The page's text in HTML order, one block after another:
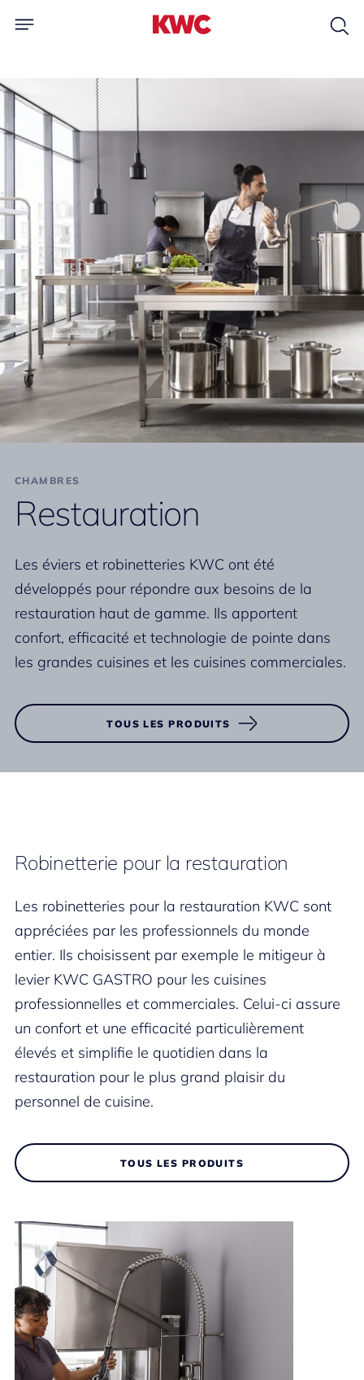
CHAMBRES
Restauration
Les éviers et robinetteries KWC ont été
développés pour répondre aux besoins de la
restauration haut de gamme. Ils apportent
confort, efficacité et technologie de pointe dans
les grandes cuisines et les cuisines commerciales.
TOUS LES PRODUITS
Robinetterie pour la restauration
Les robinetteries pour la restauration KWC sont
appréciées par les professionnels du monde
entier. Ils choisissent par exemple le mitigeur à
levier KWC GASTRO pour les cuisines
professionnelles et commerciales. Celui-ci assure
un confort et une efficacité particulièrement
élevés et simplifie le quotidien dans la
restauration pour le plus grand plaisir du
personnel de cuisine.
TOUS LES PRODUITS